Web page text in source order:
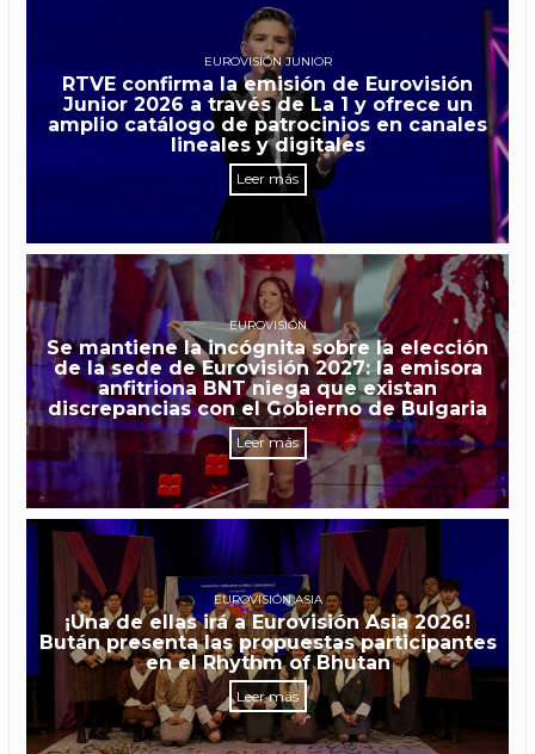
EUROVISIÓN JUNIOR
RTVE confirma la emisión de Eurovisión
Junior 2026 a través de La 1 y ofrece un
amplio catálogo de patrocinios en canales
lineales y digitales
Leer más
EUROVISIÓN
Se mantiene la incógnita sobre la elección
de la sede de Eurovisión 2027: la emisora
anfitriona BNT niega que existan
discrepancias con el Gobierno de Bulgaria
Leer más
EUROVISIÓN ASIA
¡Una de ellas irá a Eurovisión Asia 2026!
Bután presenta las propuestas participantes
en el Rhythm of Bhutan
Leer más